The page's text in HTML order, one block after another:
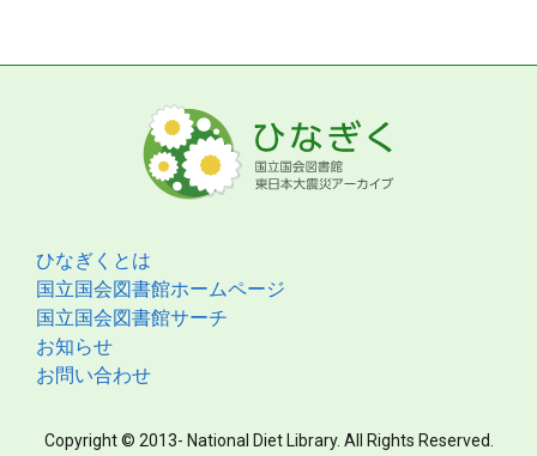
ひなぎくとは
国立国会図書館ホームページ
国立国会図書館サーチ
お知らせ
お問い合わせ
Copyright © 2013- National Diet Library. All Rights Reserved.